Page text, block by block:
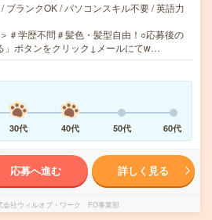
ブランクOK / パソコンスキル不要 / 英語力
＃学歴不問＃髪色・髪型自由！○応募後の
」ボタンをクリック↓メールにてw…
30代 40代 50代 60代
応募へ進む 詳しく見る
会社ウィルオブ・ワーク FO事業部